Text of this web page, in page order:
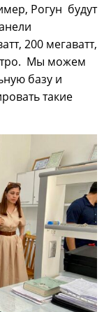
Рогун будут
200 мегаватт,
Мы можем
базу и
такие